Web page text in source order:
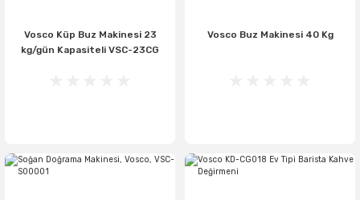
Vosco Küp Buz Makinesi 23
kg/gün Kapasiteli VSC-23CG
Vosco Buz Makinesi 40 Kg